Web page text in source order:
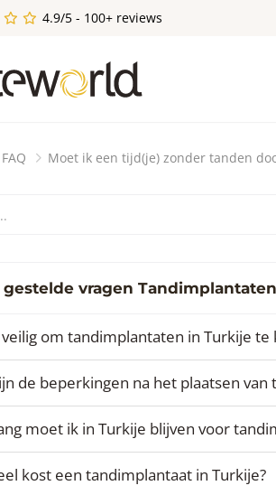
FAQ Moet ik een tijd(je) zonder tanden
gestelde vragen
om tandimplantaten in Turkije te
de beperkingen na het plaatsen van
moet ik in Turkije blijven voor
kost een tandimplantaat in Turkije?
4.9/5 - 100+ reviews